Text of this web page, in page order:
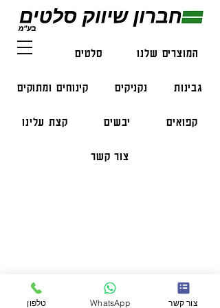
המוצרים שלנו סלטים דגים
גבינות נקניקים קינוחים ומתוקים
קפואים יבשים קצת עלינו
צור קשר
הזמנות בווצאפ:
050-47-57-365
051-296-2006
טלפון WhatsApp צור קשר